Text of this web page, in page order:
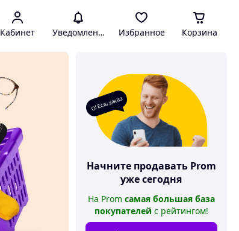
Кабинет Уведомления Избранное Корзина
О! Есть заказ
Начните продавать Prom
уже сегодня
На Prom самая большая база
покупателей с рейтингом!